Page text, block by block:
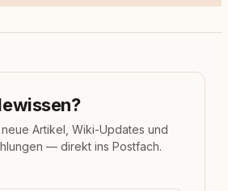
neue Artikel, Wiki-Updates und
— direkt ins Postfach.